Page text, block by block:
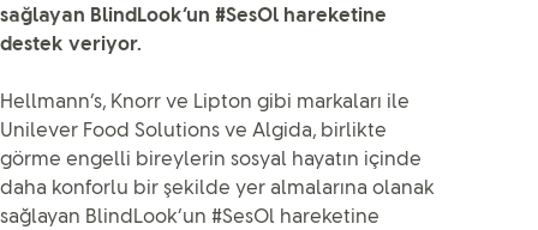
sağlayan BlindLook’un #SesOl hareketine
destek veriyor.
Hellmann’s, Knorr ve Lipton gibi markaları ile
Unilever Food Solutions ve Algida, birlikte
görme engelli bireylerin sosyal hayatın içinde
daha konforlu bir şekilde yer almalarına olanak
sağlayan BlindLook’un #SesOl hareketine